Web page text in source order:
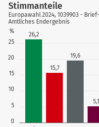
0
5
10
15
20
25
%
26,2
15,7
19,6
5,1
Stimmanteile
Europawahl 2024, 1039903 -
Amtliches Endergebnis